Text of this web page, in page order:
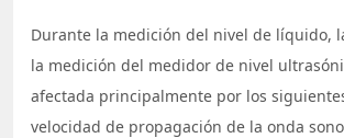
Durante la medición del nivel de líquido,
la medición del medidor de nivel
afectada principalmente por los
velocidad de propagación de la onda